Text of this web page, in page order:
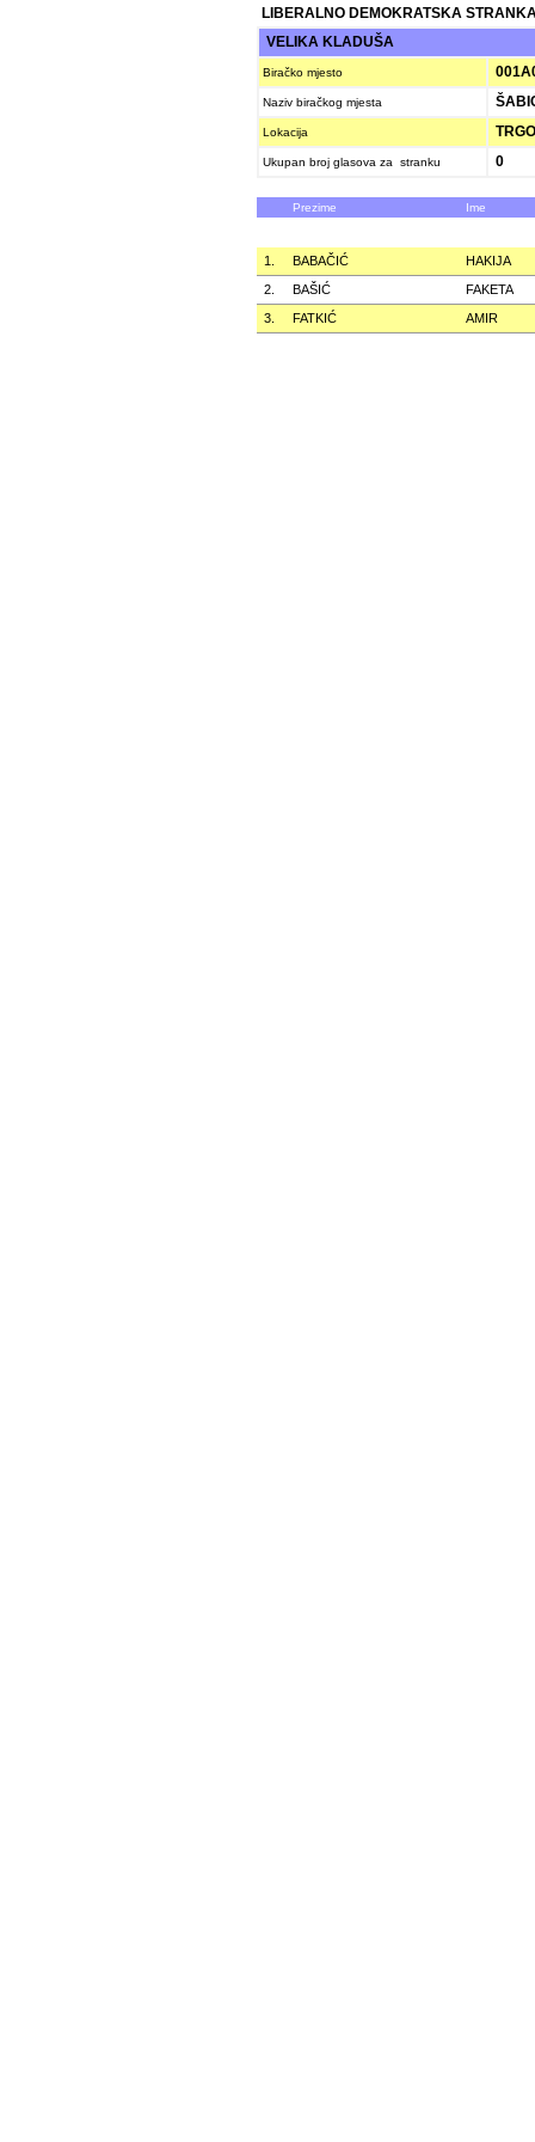
LIBERALNO DEMOKRATSKA
VELIKA KLADUŠA
Biračko mjesto
Naziv biračkog mjesta
Lokacija
Ukupan broj glasova za stranku 0
Prezime Ime
1. BABAČIĆ
HAKIJA
2.
BAŠIĆ
FAKETA
3.
FATKIĆ AMIR